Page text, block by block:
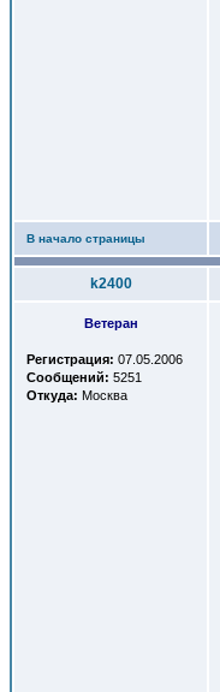
В начало страницы
k2400
Ветеран
Регистрация: 07.05.2006
Сообщений: 5251
Откуда: Москва